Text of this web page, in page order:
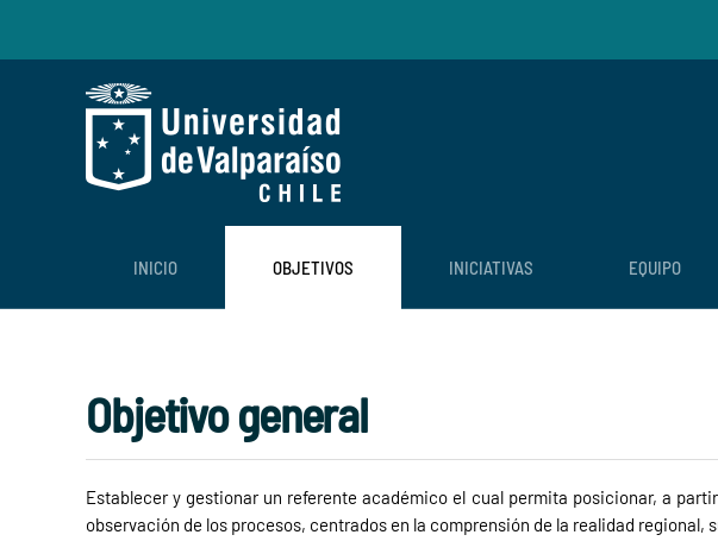
Skip to main content
INICIO OBJETIVOS INICIATIVAS EQUIPO
Objetivo general
Establecer y gestionar un referente académico el cual permita posicionar, a
observación de los procesos, centrados en la comprensión de la realidad